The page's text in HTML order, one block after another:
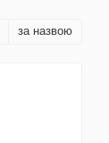
за назвою